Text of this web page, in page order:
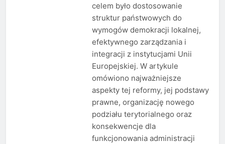
celem było dostosowanie
struktur państwowych do
wymogów demokracji lokalnej,
efektywnego zarządzania i
integracji z instytucjami Unii
Europejskiej. W artykule
omówiono najważniejsze
aspekty tej reformy, jej podstawy
prawne, organizację nowego
podziału terytorialnego oraz
konsekwencje dla
funkcjonowania administracji